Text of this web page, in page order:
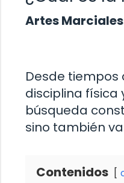
Artes
Desde
disciplina física
búsqueda
sino también
Contenidos